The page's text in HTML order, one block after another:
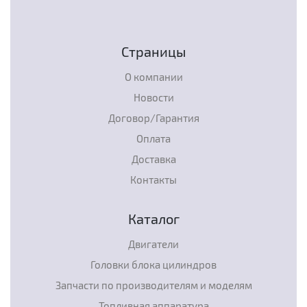
Страницы
О компании
Новости
Договор/Гарантия
Оплата
Доставка
Контакты
Каталог
Двигатели
Головки блока цилиндров
Запчасти по производителям и моделям